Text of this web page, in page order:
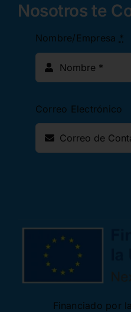
Nosotros te
Nombre/Empresa *
Correo Electrónico
Financiado por